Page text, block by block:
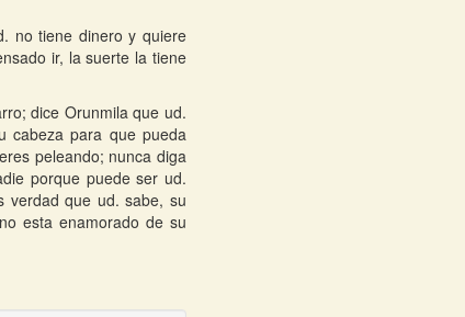
no tiene dinero y quiere
ir, la suerte la tiene
dice Orunmila que ud.
cabeza para que pueda
peleando; nunca diga
porque puede ser ud.
verdad que ud. sabe, su
esta enamorado de su